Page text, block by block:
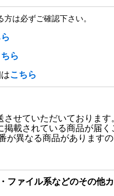
は必ずご確認下さい。
ら
こちら
せていただいております
載されている商品が届
が異なる商品があります
ファイル系などのその他